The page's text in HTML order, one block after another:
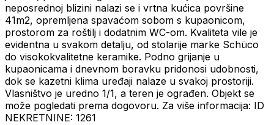
neposrednoj blizini nalazi se i vrtna kućica površine
41m2, opremljena spavaćom sobom s kupaonicom,
prostorom za roštilj i dodatnim WC-om. Kvaliteta vile je
evidentna u svakom detalju, od stolarije marke Schüco
do visokokvalitetne keramike. Podno grijanje u
kupaonicama i dnevnom boravku pridonosi udobnosti,
dok se kazetni klima uređaji nalaze u svakoj prostoriji.
Vlasništvo je uredno 1/1, a teren je ograđen. Objekt se
može pogledati prema dogovoru. Za više informacija: ID
NEKRETNINE: 1261